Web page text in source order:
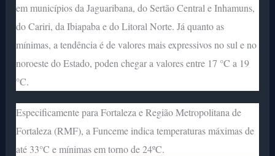
em municípios da Jaguaribana, do Sertão Central e Inhamuns,
do Cariri, da Ibiapaba e do Litoral Norte. Já quanto as
mínimas, a tendência é de valores mais expressivos no sul e no
noroeste do Estado, poden chegar a valores entre 17 °C a 19
°C.
Especificamente para Fortaleza e Região Metropolitana de
Fortaleza (RMF), a Funceme indica temperaturas máximas de
até 33°C e mínimas em torno de 24ºC.